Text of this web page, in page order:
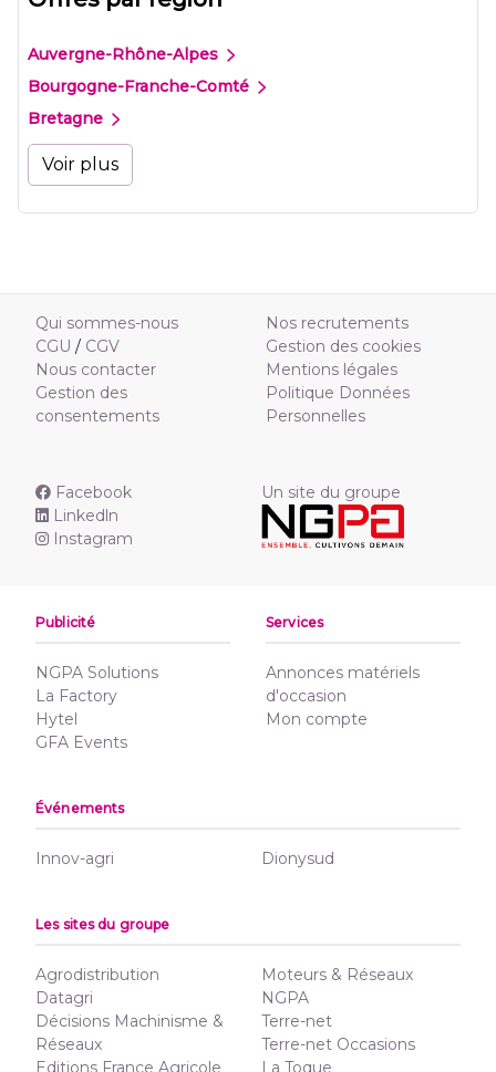
Auvergne-Rhône-Alpes
Bourgogne-Franche-Comté
Bretagne
Voir plus
Qui sommes-nous
CGU / CGV
Nous contacter
Gestion des
consentements
Nos recrutements
Gestion des cookies
Mentions légales
Politique Données
Personnelles
Facebook
Linkedln
Instagram
Un site du groupe
Publicité
NGPA Solutions
La Factory
Hytel
GFA Events
Services
Annonces matériels
d'occasion
Mon compte
Événements
Innov-agri Dionysud
Les sites du groupe
Agrodistribution
Datagri
Décisions Machinisme &
Réseaux
Editions France Agricole
Moteurs & Réseaux
NGPA
Terre-net
Terre-net Occasions
La Toque